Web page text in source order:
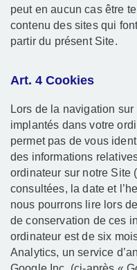
peut en aucun cas être
contenu des sites qui
partir du présent Site.
Art. 4 Cookies
Lors de la navigation
implantés dans votre
permet pas de vous
des informations
ordinateur sur notre Site
consultées, la date et
nous pourrons lire lors
de conservation de ces
ordinateur est de six
Analytics, un service